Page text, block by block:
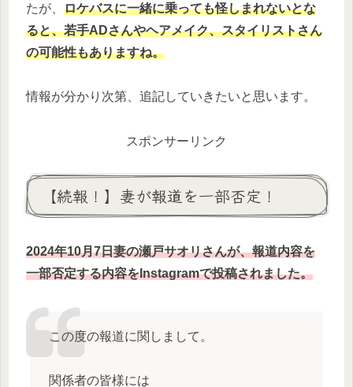
たが、 ロケバスに一緒に乗っても怪しまれないとな
ると、若手ADさんやヘアメイク、スタイリストさん
の可能性もありますね。
情報が分かり次第、追記していきたいと思います。
スポンサーリンク
【続報！】妻が報道を一部否定！
2024年10月7日妻の瀬戸サオリさんが、報道内容を
一部否定する内容をInstagramで投稿されました。
この度の報道に関しまして。
関係者の皆様には